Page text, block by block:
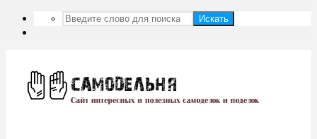
Искать